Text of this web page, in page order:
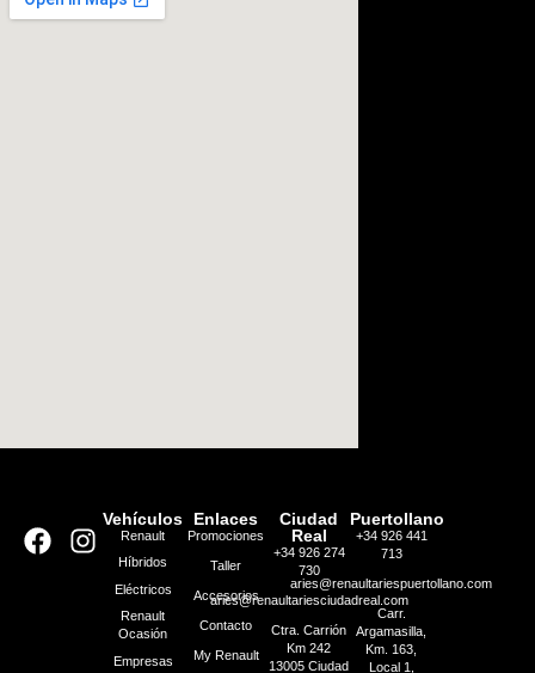
Vehículos
Renault
Híbridos
Eléctricos
Renault
Ocasión
Empresas
Enlaces
Promociones
Taller
Accesorios
Contacto
My Renault
Ciudad
Real
+34 926 274
730
aries@renaultariesciudadreal.com
Ctra. Carrión
Km 242
13005 Ciudad
Puertollano
+34 926 441
713
aries@renaultariespuertollano.com
Carr.
Argamasilla,
Km. 163,
Local 1,